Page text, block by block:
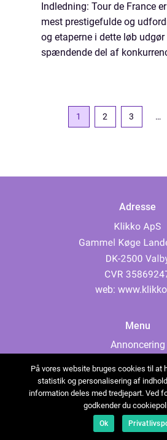
Indledning: Tour de France
mest prestigefulde og
og etaperne i dette løb
spændende del af
1 2 3 …
Adresse
web:
Menu
Annoncering
Cookies
Kontakt os
Sitemap
På vores website bruges cookies til at
statistik og personalisering af
information deles med tredjepart. Ved
godkender du
Ok